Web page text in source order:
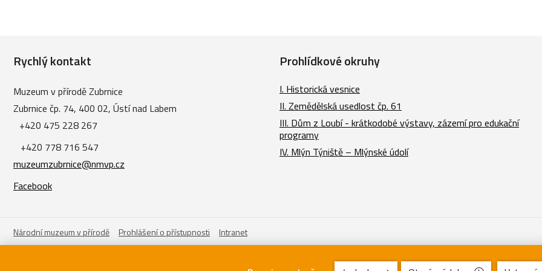
Rychlý kontakt
Muzeum v přírodě Zubrnice
Zubrnice čp. 74, 400 02, Ústí nad Labem
+420 475 228 267
+420 778 716 547
muzeumzubrnice@nmvp.cz
Facebook
Prohlídkové okruhy
I. Historická vesnice
II. Zemědělská usedlost čp. 61
III. Dům z Loubí - krátkodobé výstavy, zázemí pro edukační
programy
IV. Mlýn Týniště – Mlýnské údolí
Národní muzeum v přírodě Prohlášení o přístupnosti Intranet
Není-li výslovně uvedeno jinak, podléhají fotografie a texty licenci Creative Commons (CC BY-NC-ND 3.0 CZ) (Uveďte autora |